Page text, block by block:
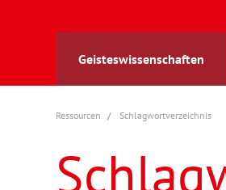
Geisteswissenschaften
Archäologie
Berufs- und
Arbeitsmarktforschung
Außenwirtschaft
berufsbildung
Ressourcen Schlagwortverzeichnis